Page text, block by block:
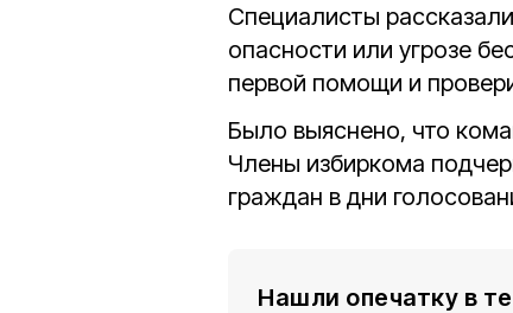
Специалисты
опасности или угрозе
первой помощи и
Было выяснено, что
Члены избиркома
граждан в дни
Нашли опечатку в